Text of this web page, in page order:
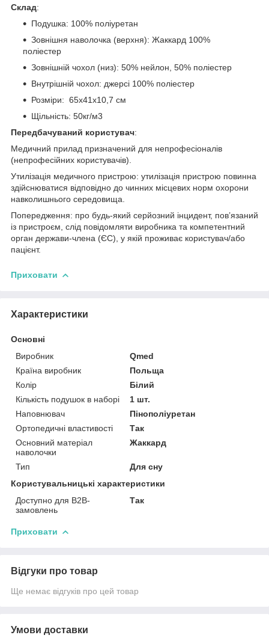
Склад:
Подушка: 100% поліуретан
Зовнішня наволочка (верхня): Жаккард 100%
поліестер
Зовнішній чохол (низ): 50% нейлон, 50% поліестер
Внутрішній чохол: джерсі 100% поліестер
Розміри: 65x41x10,7 см
Щільність: 50кг/м3
Передбачуваний користувач:
Медичний прилад призначений для непрофесіоналів
(непрофесійних користувачів).
Утилізація медичного пристрою: утилізація пристрою повинна
здійснюватися відповідно до чинних місцевих норм охорони
навколишнього середовища.
Попередження: про будь-який серйозний інцидент, пов’язаний
із пристроєм, слід повідомляти виробника та компетентний
орган держави-члена (ЄС), у якій проживає користувач/або
пацієнт.
Приховати
Характеристики
Основні
Виробник
Qmed
Країна виробник
Польща
Колір
Білий
Кількість подушок в наборі
1 шт.
Наповнювач
Пінополіуретан
Ортопедичні властивості
Так
Основний матеріал
наволочки
Жаккард
Тип
Для сну
Користувальницькі характеристики
Доступно для B2B-
замовлень
Так
Приховати
Відгуки про товар
Ще немає відгуків про цей товар
Умови доставки